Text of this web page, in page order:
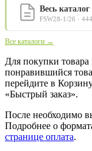
Весь каталог
FSW28-1/26 ·
Все каталоги →
Для покупки
понравившийся
перейдите в
«Быстрый заказ».
После необходимо
Подробнее о
странице оплата.